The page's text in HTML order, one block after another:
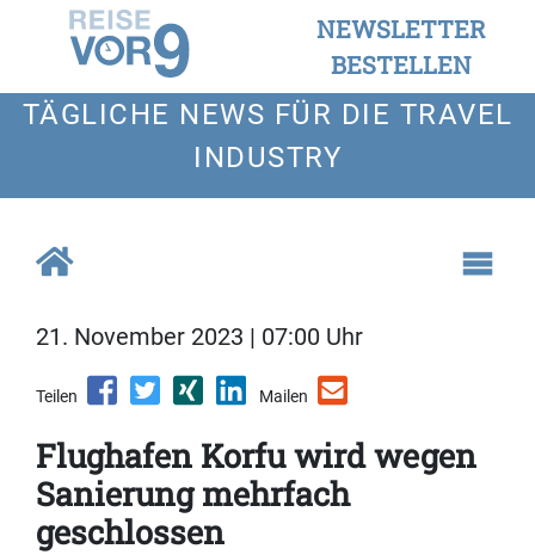
NEWSLETTER
BESTELLEN
TÄGLICHE NEWS FÜR DIE TRAVEL
INDUSTRY
21. November 2023 | 07:00 Uhr
Teilen Mailen
Flughafen Korfu wird wegen
Sanierung mehrfach
geschlossen